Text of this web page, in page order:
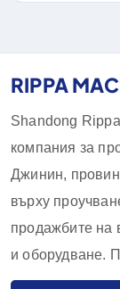
RIPPA
Shandong
компания за
Джинин,
върху
продажбите на
и оборудване.
багери,